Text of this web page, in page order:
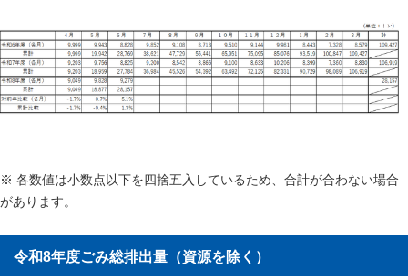
※ 各数値は小数点以下を四捨五入しているため、合計が合わない場合
があります。
令和8年度ごみ総排出量（資源を除く）